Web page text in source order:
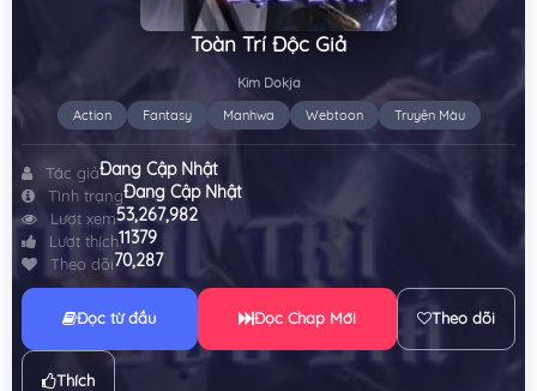
Toàn Trí Độc Giả
Kim Dokja
Action
Fantasy Manhwa Webtoon Truyện Màu
Tác giảĐang Cập Nhật
Tình trạngĐang Cập Nhật
Lượt xem53,267,982
Lượt thích11379
Theo dõi70,287
Đọc từ đầu Đọc Chap Mới Theo dõi
Thích